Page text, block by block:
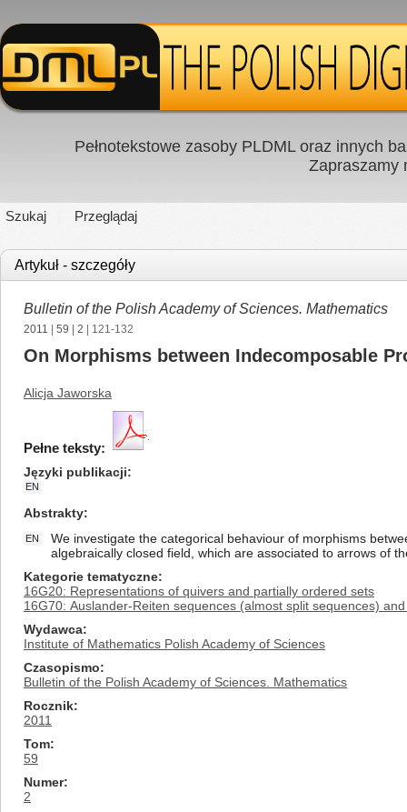
Pełnotekstowe zasoby PLDML oraz innych
Zapraszamy
Szukaj Przeglądaj
Artykuł - szczegóły
Bulletin of the Polish Academy of Sciences. Mathematics
2011 59 2 | 121-132
On Morphisms between Indecomposable
Alicja Jaworska
Pełne teksty:
Języki publikacji
EN
Abstrakty
EN
We investigate the categorical behaviour of morphisms
algebraically closed field, which are associated to arrows of
Kategorie tematyczne
16G20: Representations of quivers and partially ordered sets
16G70: Auslander-Reiten sequences (almost split sequences)
Wydawca
Institute of Mathematics Polish Academy of Sciences
Czasopismo
Bulletin of the Polish Academy of Sciences. Mathematics
Rocznik
2011
Tom
59
Numer
2